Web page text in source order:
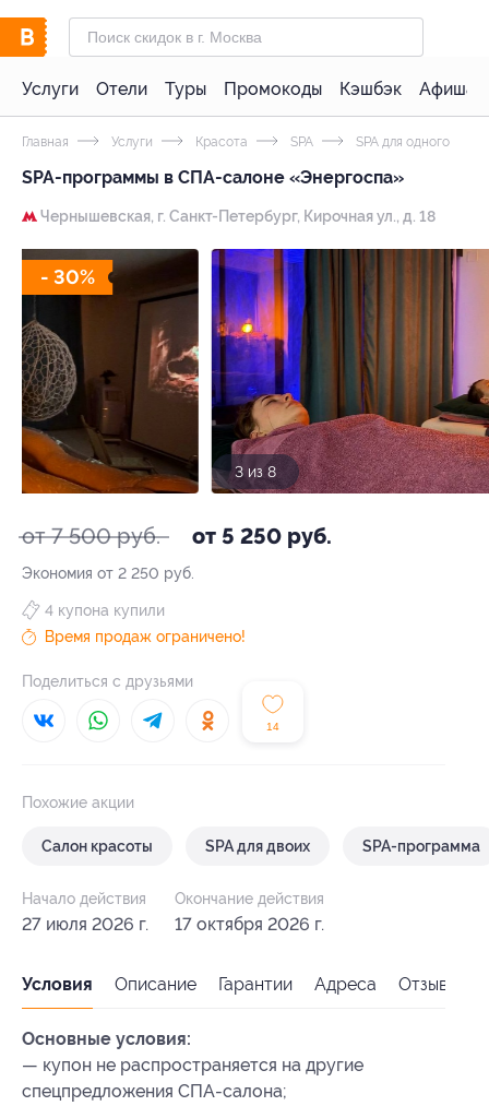
Услуги Отели Туры Промокоды Кэшбэк Афиша
Главная Услуги Красота SPA SPA для одного
SPA-программы в СПА-салоне «Энергоспа»
Чернышевская, г. Санкт-Петербург, Кирочная ул., д. 18
- 30%
3 из 8
от 7 500 руб. от 5 250 руб.
Экономия от 2 250 руб.
14
4 купона купили
Время продаж ограничено!
Поделиться с друзьями
Похожие акции
Салон красоты SPA для двоих SPA-программа
Начало действия
27 июля 2026 г.
Окончание действия
17 октября 2026 г.
Условия Описание Гарантии Адреса Отзывы
Основные условия:
— купон не распространяется на другие
спецпредложения СПА-салона;